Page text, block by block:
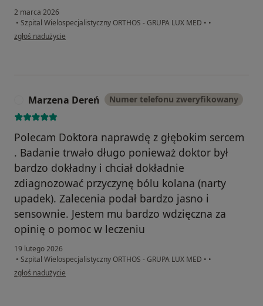
2 marca 2026
• Szpital Wielospecjalistyczny ORTHOS - GRUPA LUX MED • •
w opinii użytkownika Marcin
zgłoś nadużycie
Marzena Dereń Numer telefonu zweryfikowany
Polecam Doktora naprawdę z głębokim sercem
. Badanie trwało długo ponieważ doktor był
bardzo dokładny i chciał dokładnie
zdiagnozować przyczynę bólu kolana (narty
upadek). Zalecenia podał bardzo jasno i
sensownie. Jestem mu bardzo wdzięczna za
opinię o pomoc w leczeniu
19 lutego 2026
• Szpital Wielospecjalistyczny ORTHOS - GRUPA LUX MED • •
w opinii użytkownika Marzena Dereń
zgłoś nadużycie